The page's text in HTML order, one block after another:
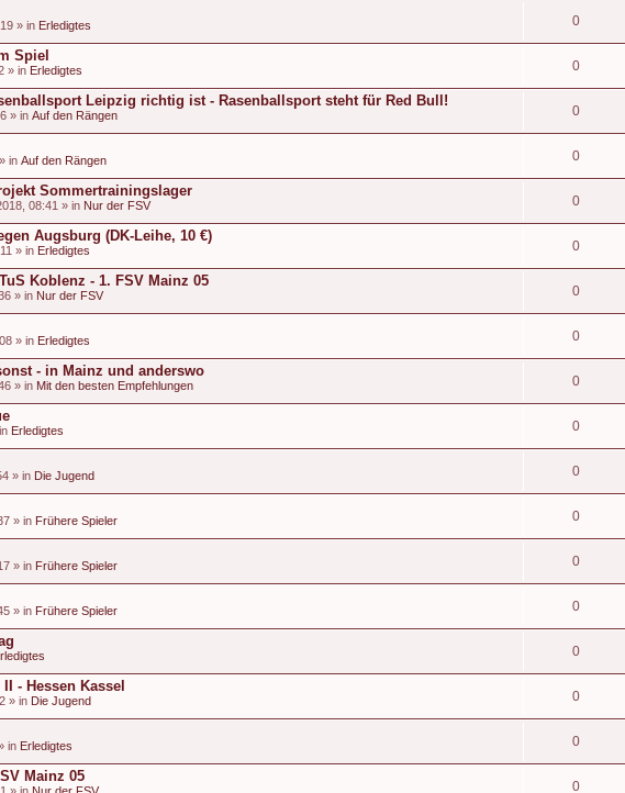
» in Erledigtes 0
Spiel
» in Erledigtes 0
Leipzig richtig ist - Rasenballsport steht für Red Bull!
» in Auf den Rängen 0
in Auf den Rängen 0
Sommertrainingslager
08:41 » in Nur der FSV 0
Augsburg (DK-Leihe, 10 €)
» in Erledigtes 0
Koblenz - 1. FSV Mainz 05
» in Nur der FSV 0
» in Erledigtes 0
- in Mainz und anderswo
» in Mit den besten Empfehlungen 0
Erledigtes 0
» in Die Jugend 0
» in Frühere Spieler 0
» in Frühere Spieler 0
» in Frühere Spieler 0
0
- Hessen Kassel
» in Die Jugend 0
in Erledigtes 0
Mainz 05
» in Nur der FSV 0